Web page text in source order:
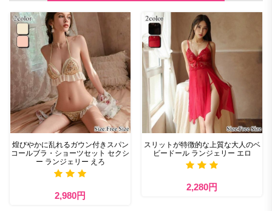
煌びやかに乱れるガウン付きスパン
コールブラ・ショーツセット セクシ
ー ランジェリー えろ
2,980円
スリットが特徴的な上質な大人のベ
ビードール ランジェリー エロ
2,280円